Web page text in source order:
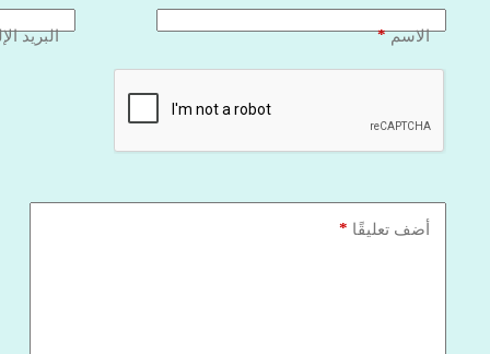
الاسم* البريد
أضف تعليقًا *